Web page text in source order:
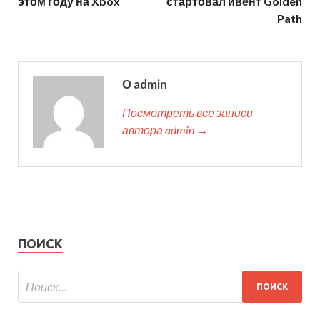
Path
О admin
Посмотреть все записи
автора admin →
ПОИСК